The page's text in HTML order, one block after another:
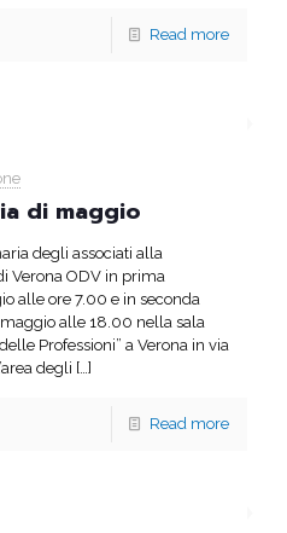
Read more
di maggio
degli associati alla
Verona ODV in prima
alle ore 7.00 e in seconda
alle 18.00 nella sala
Professioni” a Verona in via
degli […]
Read more